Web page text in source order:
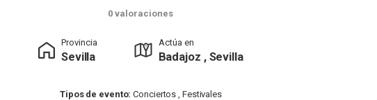
0 valoraciones
Provincia
Sevilla
Actúa en
Badajoz , Sevilla
Tipos de evento: Conciertos , Festivales